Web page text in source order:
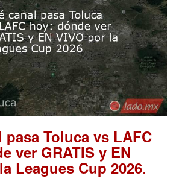
pasa Toluca vs LAFC
ver GRATIS y EN
Leagues Cup 2026.